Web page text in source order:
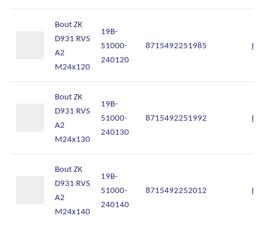
Algemene voorwaarden
Disclaimer
Privacy
Cookies
Bout ZK
D931 RVS
A2
M24x120
19B-
51000-
240120
8715492251985
Bout ZK
D931 RVS
A2
M24x130
19B-
51000-
240130
8715492251992
Bout ZK
D931 RVS
A2
M24x140
19B-
51000-
240140
8715492252012